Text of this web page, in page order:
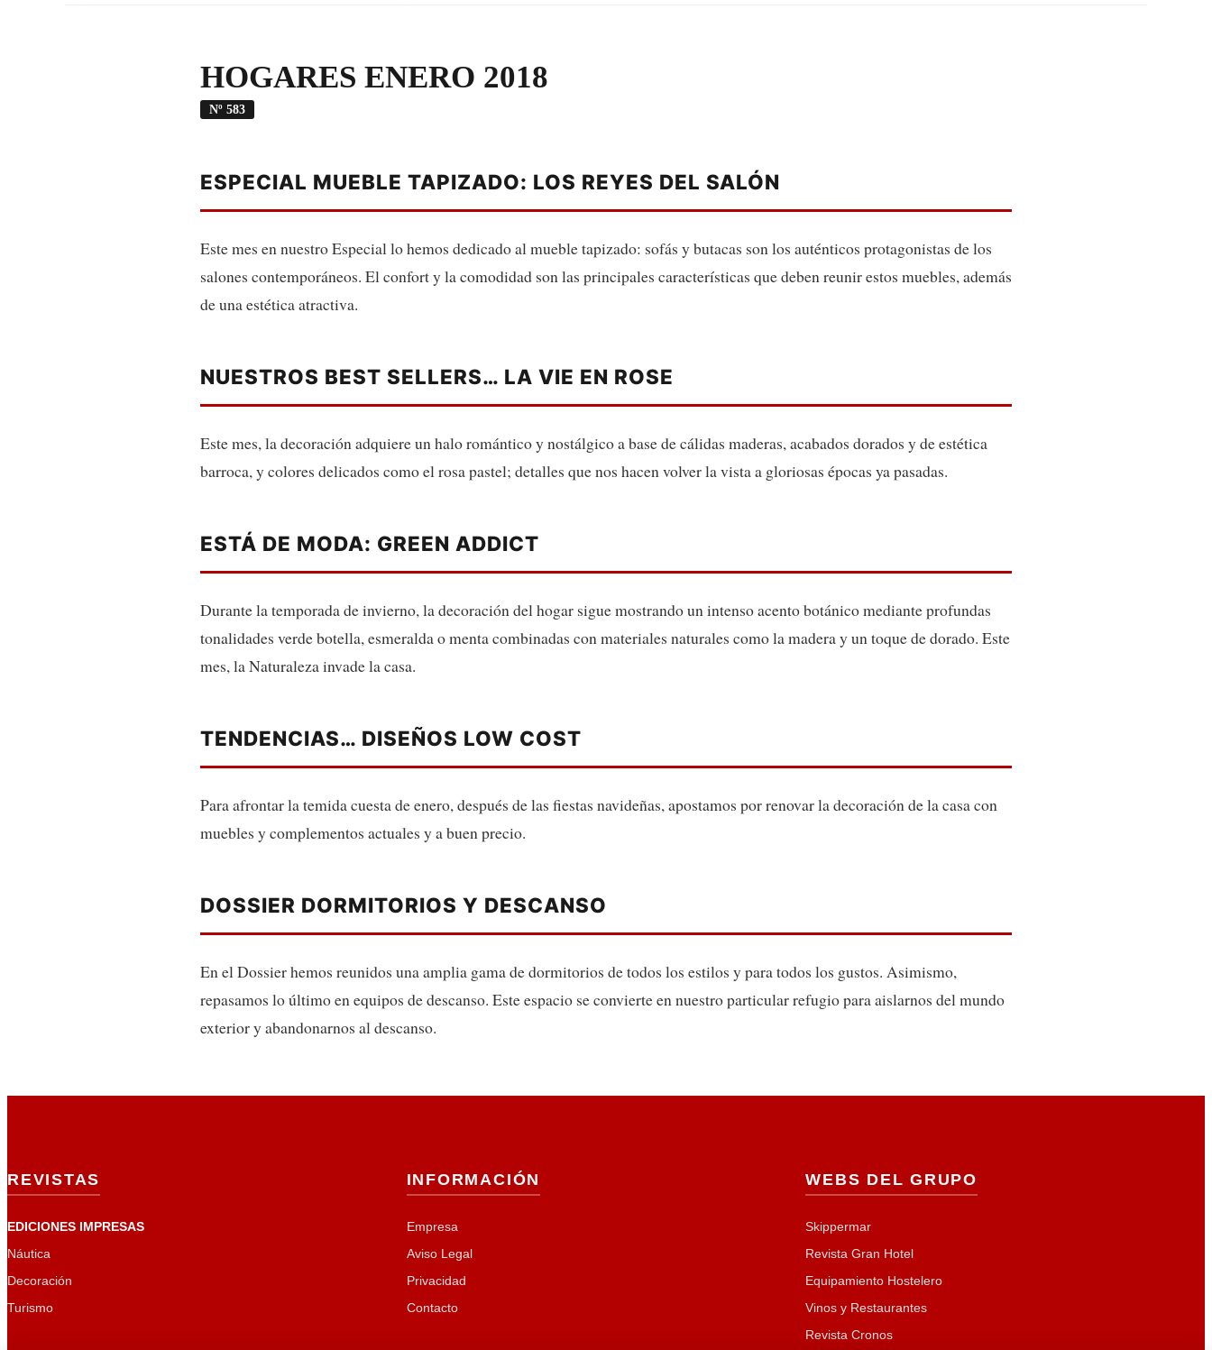
HOGARES ENERO 2018
Nº 583
ESPECIAL MUEBLE TAPIZADO: LOS REYES DEL SALÓN
Este mes en nuestro Especial lo hemos dedicado al mueble tapizado: sofás y butacas son los auténticos protagonistas de los
salones contemporáneos. El confort y la comodidad son las principales características que deben reunir estos muebles, además
de una estética atractiva.
NUESTROS BEST SELLERS… LA VIE EN ROSE
Este mes, la decoración adquiere un halo romántico y nostálgico a base de cálidas maderas, acabados dorados y de estética
barroca, y colores delicados como el rosa pastel; detalles que nos hacen volver la vista a gloriosas épocas ya pasadas.
ESTÁ DE MODA: GREEN ADDICT
Durante la temporada de invierno, la decoración del hogar sigue mostrando un intenso acento botánico mediante profundas
tonalidades verde botella, esmeralda o menta combinadas con materiales naturales como la madera y un toque de dorado. Este
mes, la Naturaleza invade la casa.
TENDENCIAS… DISEÑOS LOW COST
Para afrontar la temida cuesta de enero, después de las fiestas navideñas, apostamos por renovar la decoración de la casa con
muebles y complementos actuales y a buen precio.
DOSSIER DORMITORIOS Y DESCANSO
En el Dossier hemos reunidos una amplia gama de dormitorios de todos los estilos y para todos los gustos. Asimismo,
repasamos lo último en equipos de descanso. Este espacio se convierte en nuestro particular refugio para aislarnos del mundo
exterior y abandonarnos al descanso.
REVISTAS
EDICIONES IMPRESAS
Náutica
Decoración
Turismo
INFORMACIÓN
Empresa
Aviso Legal
Privacidad
Contacto
WEBS DEL GRUPO
Skippermar
Revista Gran Hotel
Equipamiento Hostelero
Vinos y Restaurantes
Revista Cronos